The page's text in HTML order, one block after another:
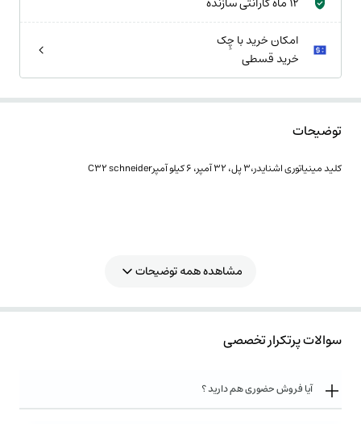
امکان خرید با چِک
خرید قسطی
توضیحات
کلید مینیاتوری اشنایدر،3 پل، 32 آمپر، 6 کیلو آمپرC32 schneider
مشاهده همه توضیحات
سوالات پرتکرار تخصصی
آیا فروش حضوری هم دارید ؟